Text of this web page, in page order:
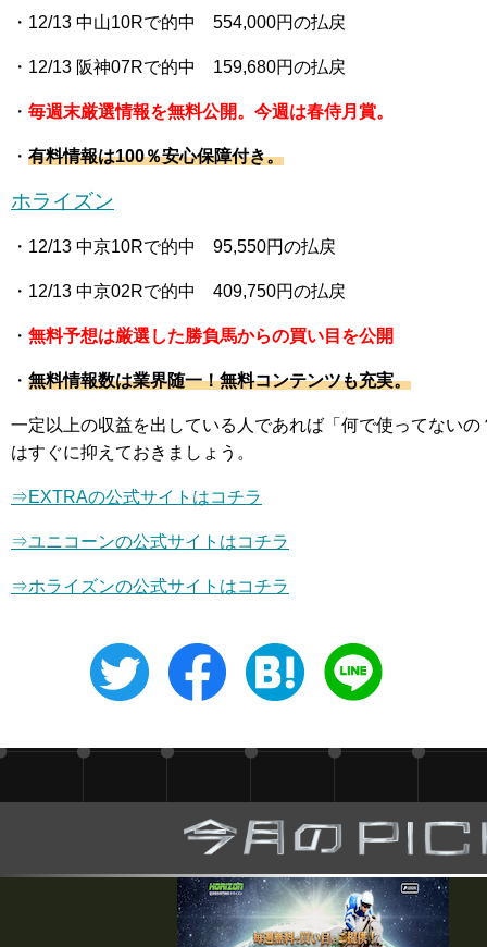
・12/13 中山10Rで的中 554,000円の払戻
・12/13 阪神07Rで的中 159,680円の払戻
・ 毎週末厳選情報を無料公開。今週は春侍月賞。
・ 有料情報は100％安心保障付き。
ホライズン
・12/13 中京10Rで的中 95,550円の払戻
・12/13 中京02Rで的中 409,750円の払戻
・ 無料予想は厳選した勝負馬からの買い目を公開
・ 無料情報数は業界随一！無料コンテンツも充実。
一定以上の収益を出している人であれば「何で使ってない
はすぐに抑えておきましょう。
⇒EXTRAの公式サイトはコチラ
⇒ユニコーンの公式サイトはコチラ
⇒ホライズンの公式サイトはコチラ